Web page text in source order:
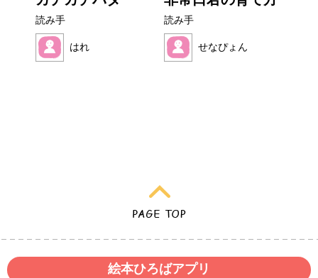
読み手
はれ
読み手
せなぴょん
絵本ひろばアプリ